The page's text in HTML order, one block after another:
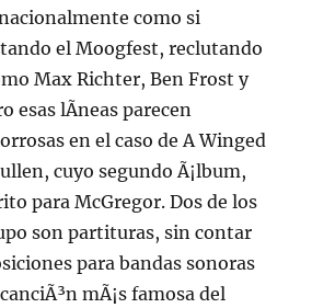
como si
el Moogfest, reclutando
Max Richter, Ben Frost y
esas lÃ­neas parecen
en el caso de A Winged
cuyo segundo Ã¡lbum,
para McGregor. Dos de los
son partituras, sin contar
para bandas sonoras
mÃ¡s famosa del